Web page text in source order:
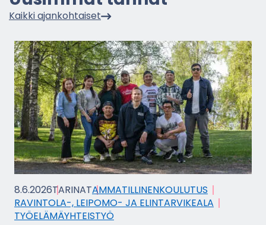
Kaik­ki ajan­koh­tai­set
8.6.2026TA­RI­NATAM­MA­TIL­LI­NEN­KOU­LU­TUS
RAVINTOLA-​, LEIPOMO-​ JA ELIN­TAR­VI­KEA­LA
TYÖ­ELÄ­MÄYH­TEIS­TYÖ